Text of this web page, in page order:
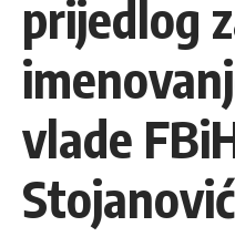
prijedlog
vlade